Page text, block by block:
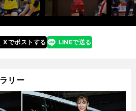
Xでポストする
line LINEで送る
リー